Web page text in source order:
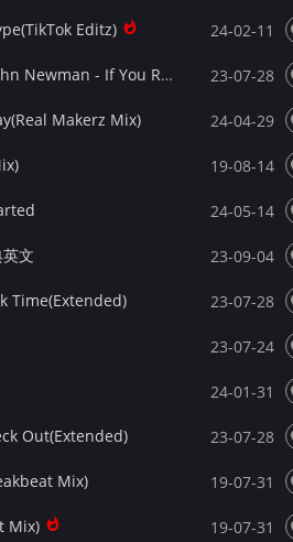
Editz) 24-02-11
【DjRay提供】David Guetta & MistaJam feat. John Newman - If You Really Love Me(Extended Mix) 23-07-28
Makerz Mix) 24-04-29
19-08-14
24-05-14
文 23-09-04
Time(Extended) 23-07-28
23-07-24
24-01-31
Out(Extended) 23-07-28
Mix) 19-07-31
Mix) 19-07-31